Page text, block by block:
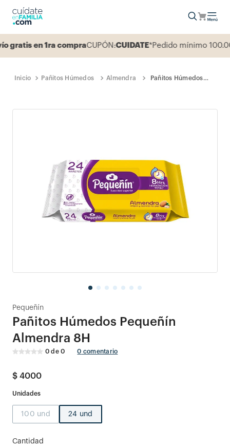
en 1ra compraCUPÓN:CUIDATE*Pedido mínimo 100.000
Pañitos Húmedos Almendra
Pañitos Húmedos
Pequeñín
Pañitos Húmedos Pequeñín
Almendra 8H
0 de0 0 comentario
$ 4000
100 und 24 und
Cantidad